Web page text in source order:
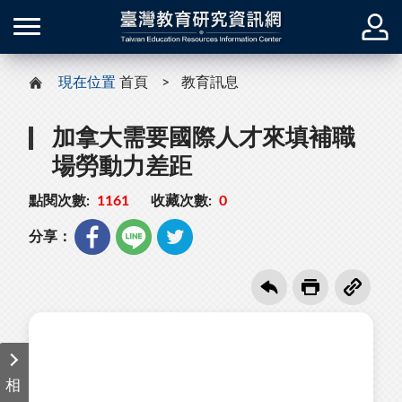
現在位置 首頁 教育訊息
加拿大需要國際人才來填補職
場勞動力差距
點閱次數: 1161 收藏次數: 0
分享：
相